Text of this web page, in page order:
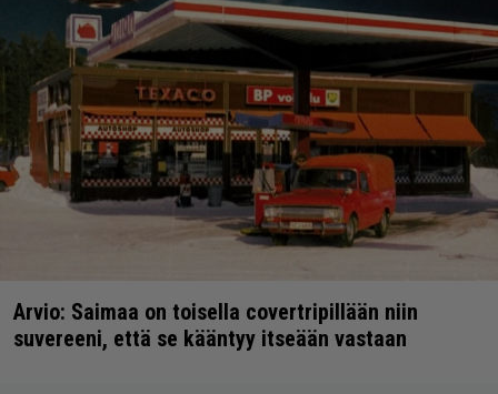
Arvio: Saimaa on toisella covertripillään niin
suvereeni, että se kääntyy itseään vastaan